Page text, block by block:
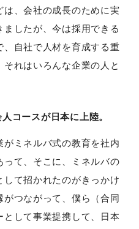
、会社の成長のために実
したが、今は採用できる
自社で人材を育成する重
れはいろんな企業の人と
コースが日本に上陸。
ミネルバ式の教育を社内
て、そこに、ミネルバの
て招かれたのがきっかけ
つながって、僕ら（合同
して事業提携して、日本